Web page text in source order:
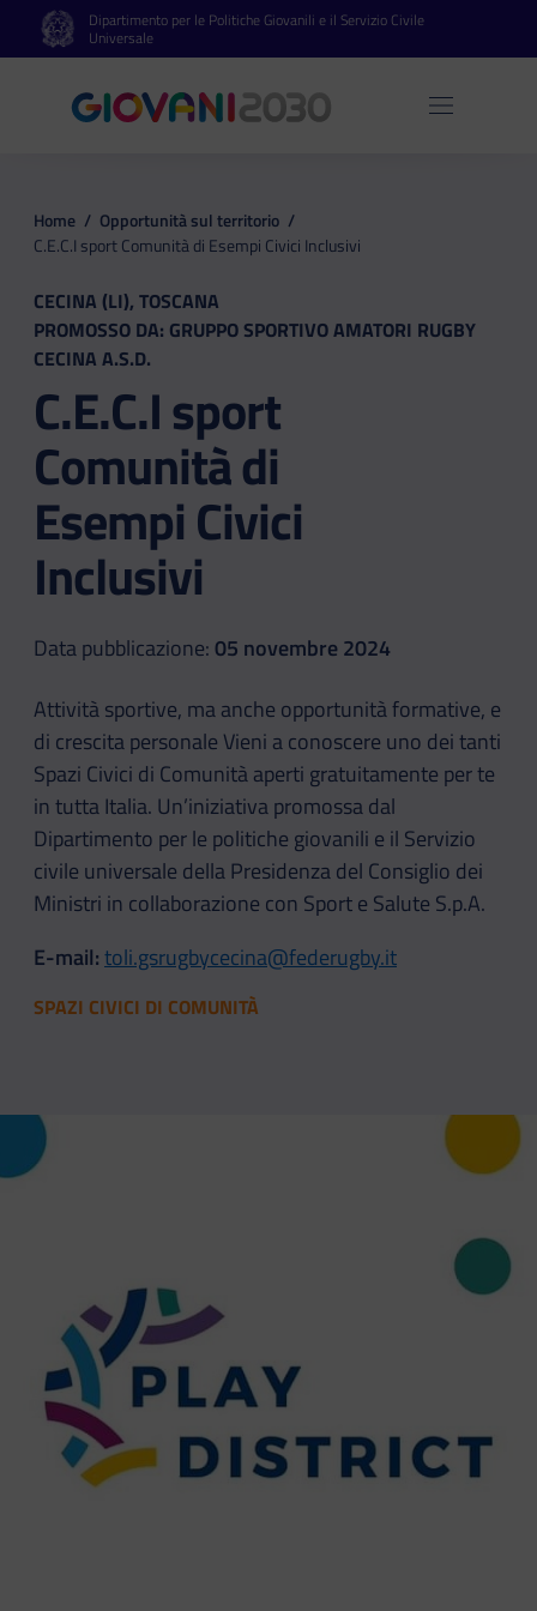
Vai al contenuto principale
Vai al footerDipartimento per le Politiche Giovanili e il Servizio Civile
Universale
Apri
Home / Opportunità sul territorio /
C.E.C.I sport Comunità di Esempi Civici Inclusivi
CECINA (LI), TOSCANA
PROMOSSO DA: GRUPPO SPORTIVO AMATORI RUGBY
CECINA A.S.D.
C.E.C.I sport
Comunità di
Esempi Civici
Inclusivi
Data pubblicazione:05 novembre 2024
Attività sportive, ma anche opportunità formative, e
di crescita personale Vieni a conoscere uno dei tanti
Spazi Civici di Comunità aperti gratuitamente per te
in tutta Italia. Un’iniziativa promossa dal
Dipartimento per le politiche giovanili e il Servizio
civile universale della Presidenza del Consiglio dei
Ministri in collaborazione con Sport e Salute S.p.A.
E-mail:toli.gsrugbycecina@federugby.it
SPAZI CIVICI DI COMUNITÀ